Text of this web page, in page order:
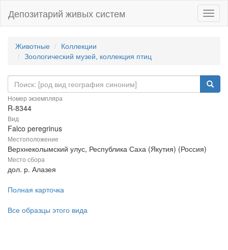
Депозитарий живых систем
Животные
Коллекции
Зоологический музей, коллекция птиц
Номер экземпляра
R-8344
Вид
Falco peregrinus
Местоположение
Верхнеколымский улус, Республика Саха (Якутия) (Россия)
Место сбора
дол. р. Алазея
Полная карточка
Все образцы этого вида